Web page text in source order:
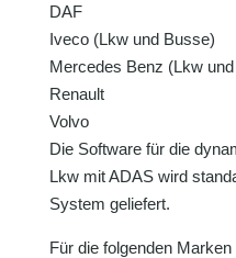
DAF
Iveco (Lkw und Busse)
Mercedes Benz (Lkw
Renault
Volvo
Die Software für die
Lkw mit ADAS wird
System geliefert.
Für die folgenden